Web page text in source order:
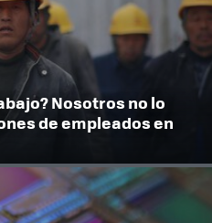
Nosotros no lo
de empleados en